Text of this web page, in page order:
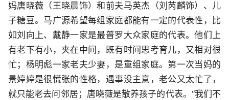
妈唐晓薇（王晓晨饰）和前夫马英杰（刘芮麟饰）、儿
子糖豆。马广源希望每组家庭都能有一定的代表性，比
如刘向上、戴静一家是最普罗大众家庭的代表。他们上
有老下有小，夹在中间，既有时间思考育儿，又相对很
忙；杨明彪一家老夫少妻，是重组家庭。第一次当妈的
景婷婷是很慌张的性格，遇事没主意，老公又太忙了，
就只能老去问邻居；唐晓薇是散养孩子的代表。“我们不